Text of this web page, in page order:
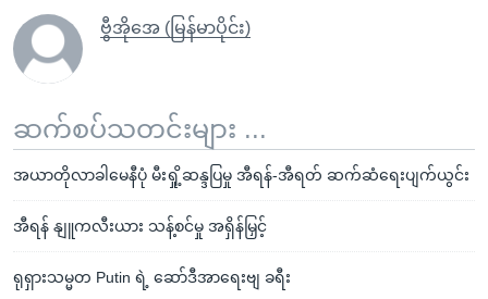
ဗွီအိုအေ (မြန်မာပိုင်း)
ဆက်စပ်သတင်းများ ...
အယာတိုလာခါမေနီပုံ မီးရှို့ဆန္ဒပြမှု အီရန်-အီရတ် ဆက်ဆံရေးပျက်ယွင်း
အီရန် နျူကလီးယား သန့်စင်မှု အရှိန်မြှင့်
ရုရှားသမ္မတ Putin ရဲ့ ဆော်ဒီအာရေးဗျ ခရီး